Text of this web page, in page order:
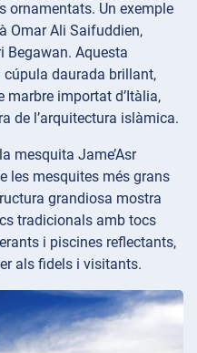
ornamentats. Un exemple
Omar Ali Saifuddien,
Begawan. Aquesta
daurada brillant,
marbre importat d’Itàlia,
de l’arquitectura islàmica.
mesquita Jame’Asr
les mesquites més grans
grandiosa mostra
tradicionals amb tocs
i piscines reflectants,
als fidels i visitants.